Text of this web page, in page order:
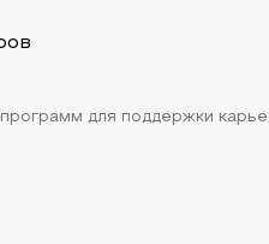
для поддержки